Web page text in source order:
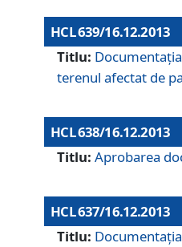
HCL 639/16.12.2013
Titlu:
terenul afectat de
HCL 638/16.12.2013
Titlu: Aprobarea
HCL 637/16.12.2013
Titlu: